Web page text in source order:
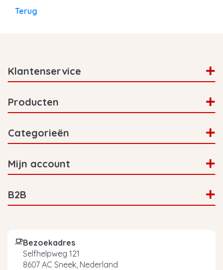
Terug
Klantenservice
Producten
Categorieën
Mijn account
B2B
Bezoekadres
Selfhelpweg 121
8607 AC Sneek, Nederland